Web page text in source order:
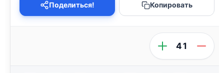
Поделиться! Копировать
41